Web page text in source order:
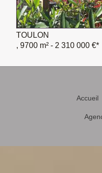
TOULON
, 9700 m² - 2 310 000 €*
Accueil